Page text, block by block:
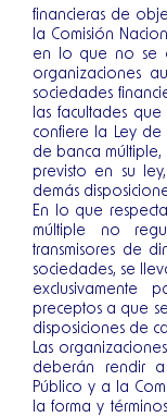
financieras de
la Comisión
en lo que no se
organizaciones
sociedades
las facultades
confiere la Ley de
de banca
previsto en su
demás
En lo que
múltiple no
transmisores de
sociedades, se
exclusivamente
preceptos a que
disposiciones de
Las
deberán rendir
Público y a la
la forma y